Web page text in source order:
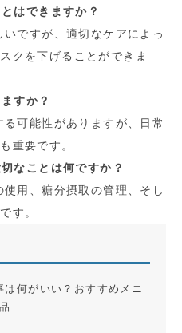
はできますか？
ですが、適切なケアによっ
クを下げることができま
すか？
可能性がありますが、日常
重要です。
なことは何ですか？
用、糖分摂取の管理、そし
す。
は何がいい？おすすめメニ